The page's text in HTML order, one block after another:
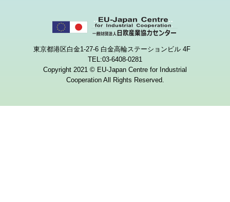
東京都港区白金1-27-6 白金高輪ステーションビル 4F
TEL:03-6408-0281
Copyright 2021 © EU-Japan Centre for Industrial
Cooperation All Rights Reserved.